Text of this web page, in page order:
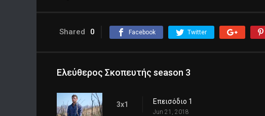
Shared 0 Facebook Twitter
Ελεύθερος Σκοπευτής season 3
3x1 Επεισόδιο 1
Jun 21, 2018